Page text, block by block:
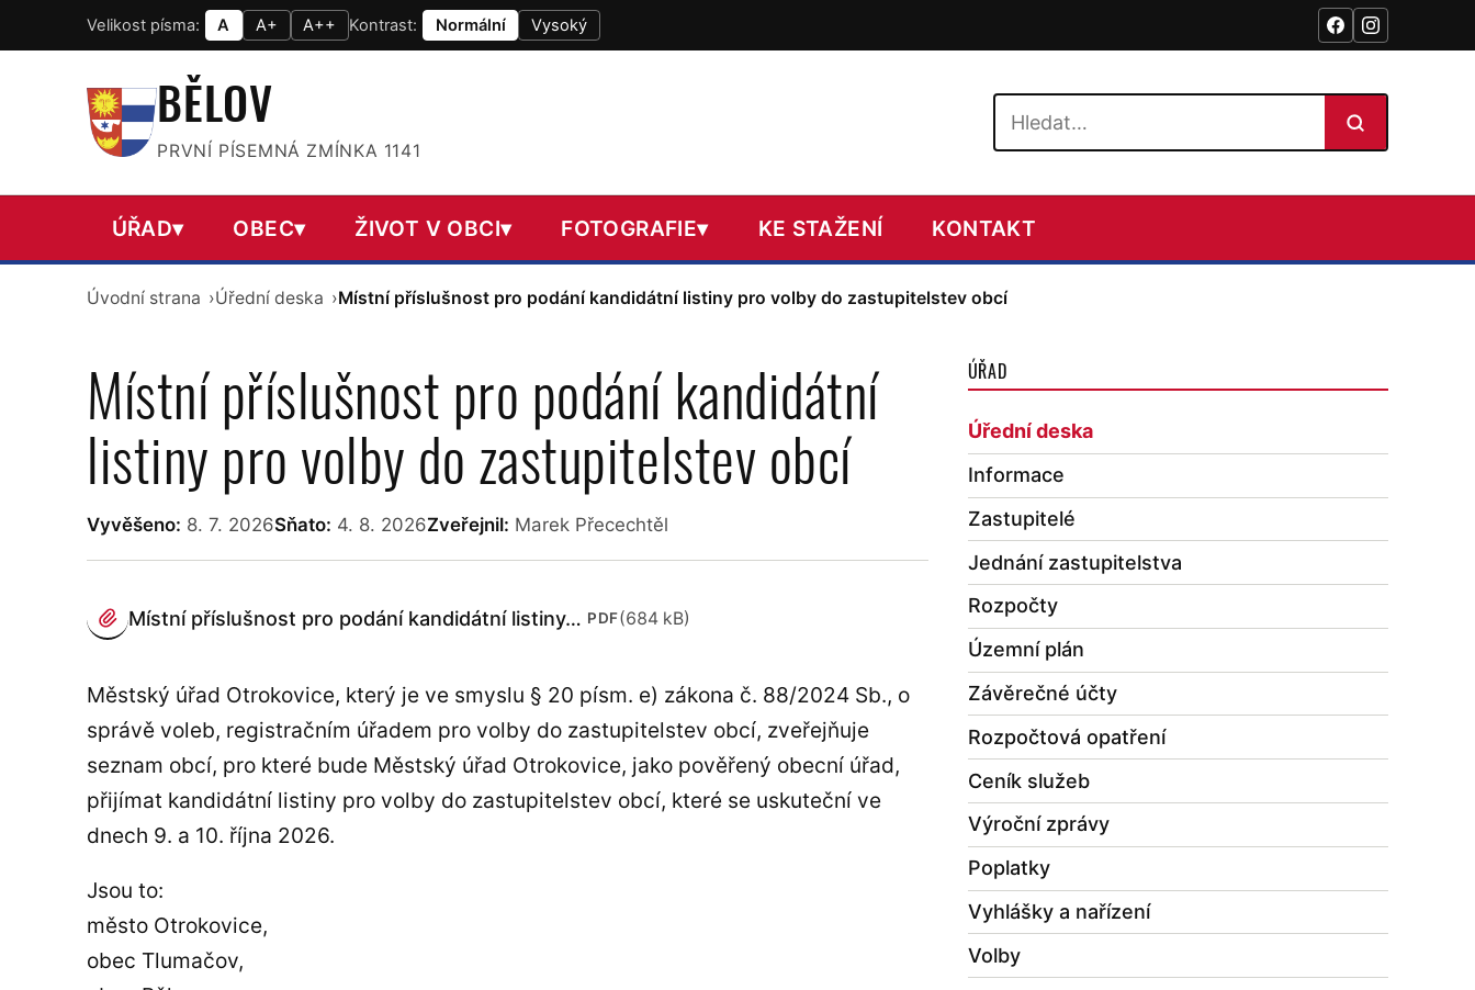
Velikost písma: A A+ A++ Kontrast: Normální Vysoký
BĚLOV
PRVNÍ PÍSEMNÁ ZMÍNKA 1141
ÚŘAD▾ OBEC▾ ŽIVOT V OBCI▾ FOTOGRAFIE▾ KE STAŽENÍ KONTAKT
Úvodní strana Úřední deska Místní příslušnost pro podání kandidátní listiny pro volby do zastupitelstev obcí
Místní příslušnost pro podání kandidátní
listiny pro volby do zastupitelstev obcí
Vyvěšeno: 8. 7. 2026Sňato: 4. 8. 2026Zveřejnil: Marek Přecechtěl
Místní příslušnost pro podání kandidátní listiny… PDF(684 kB)
(otevře se v novém panelu)
Městský úřad Otrokovice, který je ve smyslu § 20 písm. e) zákona č. 88/2024 Sb., o
správě voleb, registračním úřadem pro volby do zastupitelstev obcí, zveřejňuje
seznam obcí, pro které bude Městský úřad Otrokovice, jako pověřený obecní úřad,
přijímat kandidátní listiny pro volby do zastupitelstev obcí, které se uskuteční ve
dnech 9. a 10. října 2026.
Jsou to:
město Otrokovice,
obec Tlumačov,
ÚŘAD
Úřední deska
Informace
Zastupitelé
Jednání zastupitelstva
Rozpočty
Územní plán
Závěrečné účty
Rozpočtová opatření
Ceník služeb
Výroční zprávy
Poplatky
Vyhlášky a nařízení
Volby